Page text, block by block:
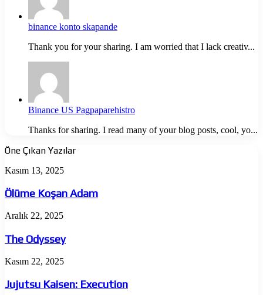
binance konto skapande
Thank you for your sharing. I am worried that I lack creativ...
Binance US Pagpaparehistro
Thanks for sharing. I read many of your blog posts, cool, yo...
Öne Çıkan Yazılar
Ölüme
Adam
Kasım 13, 2025
Ölüme Koşan Adam
The
Aralık 22, 2025
The Odyssey
Jujutsu
Execution
Kasım 22, 2025
Jujutsu Kaisen: Execution